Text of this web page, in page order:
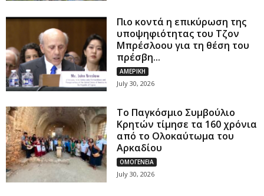
Πιο κοντά η επικύρωση της
υποψηφιότητας του Τζον
Μπρέσλοου για τη θέση του
πρέσβη...
ΑΜΕΡΙΚΗ
July 30, 2026
Το Παγκόσμιο Συμβούλιο
Κρητών τίμησε τα 160 χρόνια
από το Ολοκαύτωμα του
Αρκαδίου
ΟΜΟΓΕΝΕΙΑ
July 30, 2026